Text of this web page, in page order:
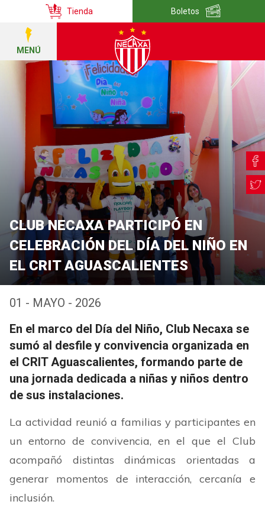
Tienda Boletos
MENÚ
CLUB NECAXA PARTICIPÓ EN
CELEBRACIÓN DEL DÍA DEL NIÑO EN
EL CRIT AGUASCALIENTES
01 - MAYO - 2026
En el marco del Día del Niño, Club Necaxa se
sumó al desfile y convivencia organizada en
el CRIT Aguascalientes, formando parte de
una jornada dedicada a niñas y niños dentro
de sus instalaciones.
La actividad reunió a familias y participantes en
un entorno de convivencia, en el que el Club
acompañó distintas dinámicas orientadas a
generar momentos de interacción, cercanía e
inclusión.